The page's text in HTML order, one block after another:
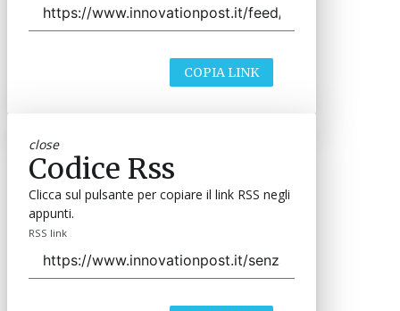
COPIA LINK
close
Codice Rss
Clicca sul pulsante per copiare il link RSS negli
appunti.
RSS link